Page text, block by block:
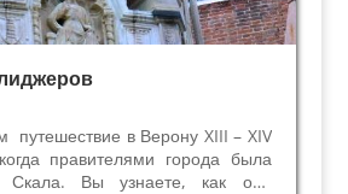
путешествие в Верону XIII – XIV
правителями города была
Скала. Вы узнаете, как они